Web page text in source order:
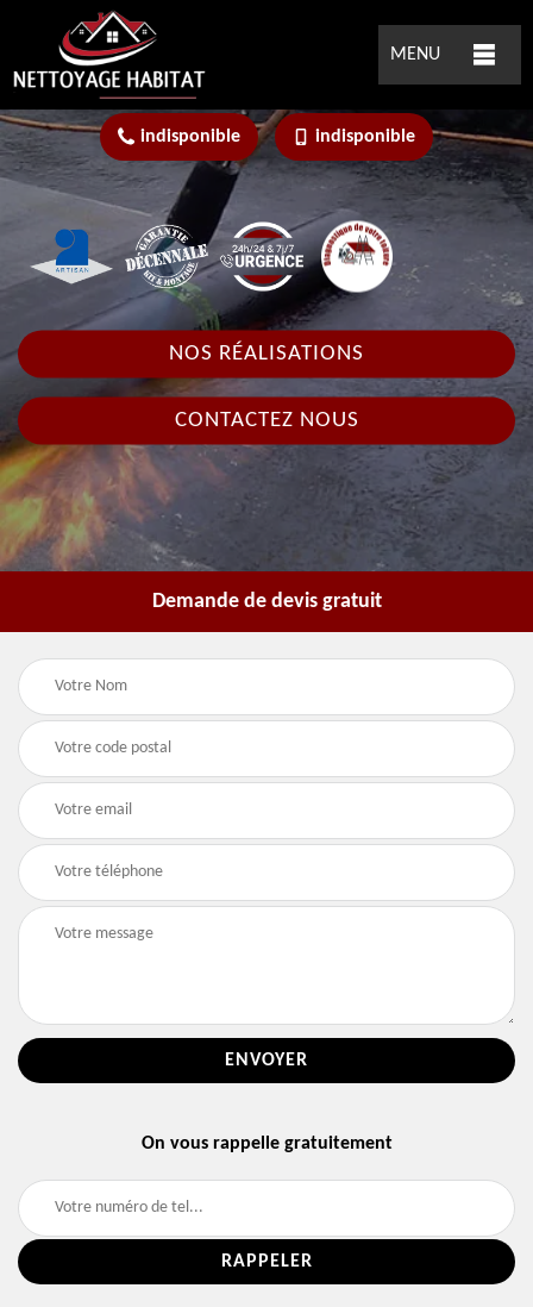
MENU
indisponible indisponible
NOS RÉALISATIONS
CONTACTEZ NOUS
Demande de devis gratuit
On vous rappelle gratuitement